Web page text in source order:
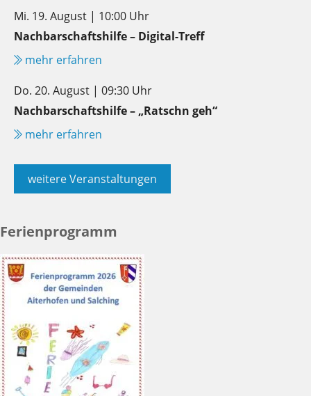
Mi. 19. August | 10:00 Uhr
Nachbarschaftshilfe – Digital-Treff
mehr erfahren
Do. 20. August | 09:30 Uhr
Nachbarschaftshilfe – „Ratschn geh“
mehr erfahren
weitere Veranstaltungen
Ferienprogramm